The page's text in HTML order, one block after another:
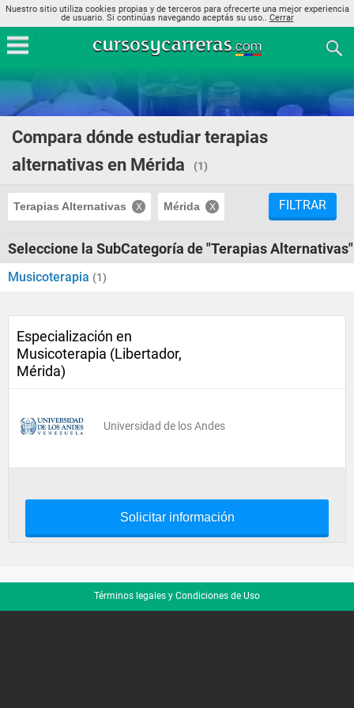
Nuestro sitio utiliza cookies propias y de terceros para ofrecerte una mejor experiencia
de usuario. Si continúas navegando aceptás su uso.. Cerrar
Compara dónde estudiar terapias
alternativas en Mérida
(1)
Terapias Alternativas Mérida FILTRAR
Seleccione la SubCategoría de "Terapias Alternativas"
Musicoterapia (1)
Especialización en
Musicoterapia (Libertador,
Mérida)
Universidad de los Andes
Solicitar información
Términos legales y Condiciones de Uso